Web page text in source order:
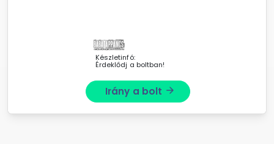
Készletinfó:
Érdeklődj a boltban!
Irány a bolt arrow_forward